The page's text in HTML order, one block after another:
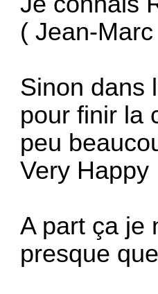
( Jean-
Sinon dans
pour finir la
peu
Very Happy
A part ça je
presque